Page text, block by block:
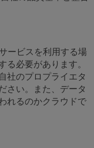
ービスを利用する場
必要があります。
社のプロプライエタ
さい。また、データ
れるのかクラウドで